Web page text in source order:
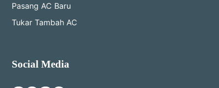
Pasang AC Baru
Tukar Tambah AC
Social Media